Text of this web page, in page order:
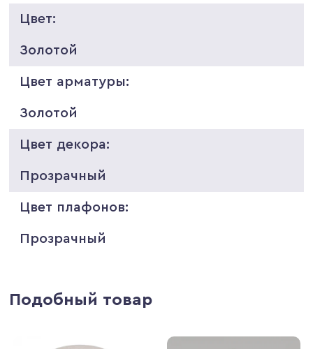
Цвет:
Золотой
Цвет арматуры:
Золотой
Цвет декора:
Прозрачный
Цвет плафонов:
Прозрачный
Подобный товар